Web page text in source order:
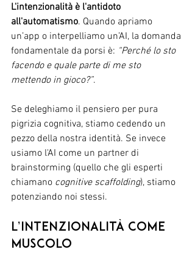
L'intenzionalità è l'antidoto
all'automatismo. Quando apriamo
un’app o interpelliamo un’AI, la domanda
fondamentale da porsi è: “Perché lo sto
facendo e quale parte di me sto
mettendo in gioco?”.
Se deleghiamo il pensiero per pura
pigrizia cognitiva, stiamo cedendo un
pezzo della nostra identità. Se invece
usiamo l'AI come un partner di
brainstorming (quello che gli esperti
chiamano cognitive scaffolding), stiamo
potenziando noi stessi.
L’intenzionalità come
muscolo